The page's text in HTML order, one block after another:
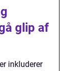
glip af
inkluderer